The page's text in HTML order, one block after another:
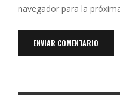
navegador para la